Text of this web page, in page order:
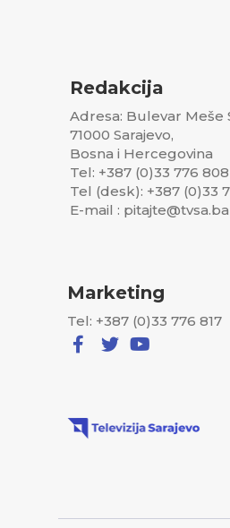
Redakcija
Adresa: Bulevar Meše
71000 Sarajevo,
Bosna i Hercegovina
Tel: +387 (0)33 776 808
Tel (desk): +387 (0)33
E-mail : pitajte@tvsa.ba
Marketing
Tel: +387 (0)33 776 817